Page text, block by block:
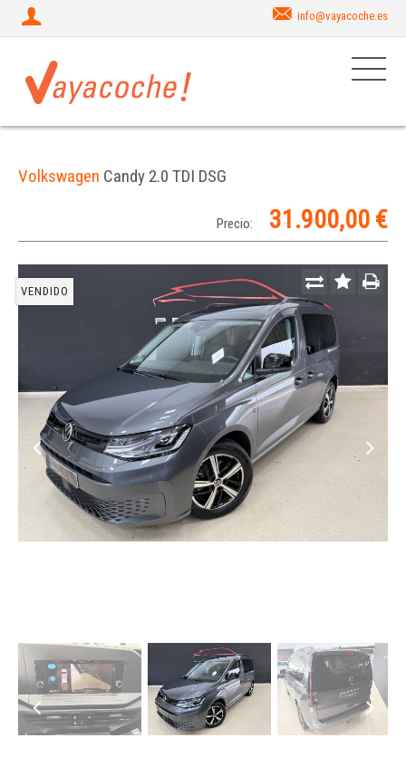
info@vayacoche.es
Volkswagen Candy 2.0 TDI DSG
Precio: 31.900,00 €
VENDIDO